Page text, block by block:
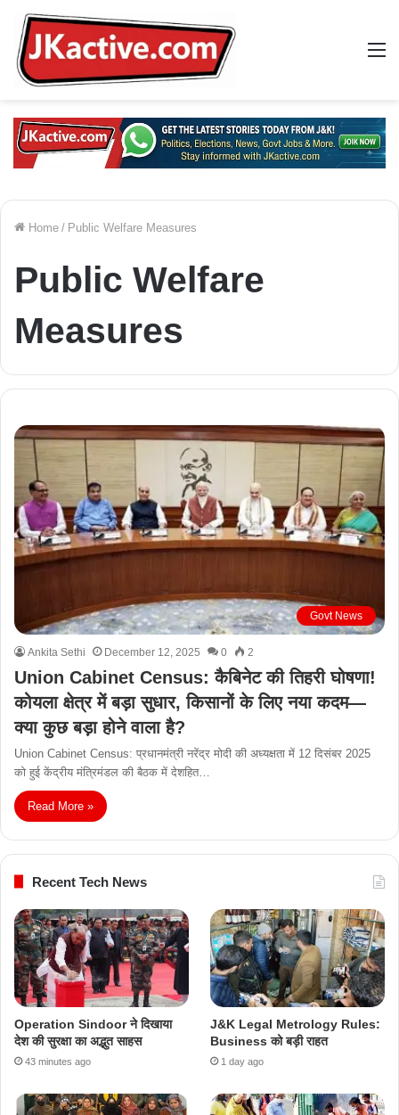
Home / Public Welfare Measures
Public Welfare
Measures
Govt News
Ankita Sethi December 12, 2025 0 2
Union Cabinet Census: कैबिनेट की तिहरी घोषणा!
कोयला क्षेत्र में बड़ा सुधार, किसानों के लिए नया कदम—
क्या कुछ बड़ा होने वाला है?
Union Cabinet Census: प्रधानमंत्री नरेंद्र मोदी की अध्यक्षता में 12 दिसंबर 2025
को हुई केंद्रीय मंत्रिमंडल की बैठक में देशहित…
Read More »
Recent Tech News
Operation Sindoor ने दिखाया
देश की सुरक्षा का अद्भुत साहस
43 minutes ago
J&K Legal Metrology Rules:
Business को बड़ी राहत
1 day ago